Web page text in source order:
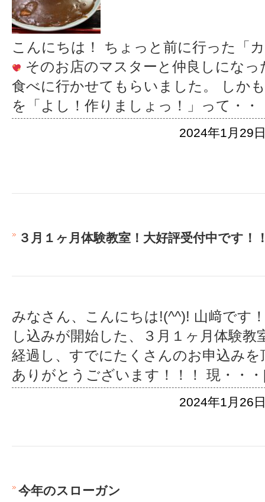
こんにちは！ ちょっと前に行った「
そのお店のマスターと仲良しにな
食べに行かせてもらいました。 しか
を「よし！作りましょっ！」って ・
2024年1月29
３月１ヶ月体験教室！大好評受付中です！
みなさん、こんにちは!(^^)! 山﨑です
し込みが開始した、３月１ヶ月体験教
経過し、すでにたくさんのお申込み
ありがとうございます！！！ 現 ・・
2024年1月26
今年のスローガン